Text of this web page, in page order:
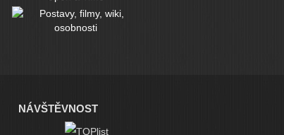
NÁVŠTĚVNOST